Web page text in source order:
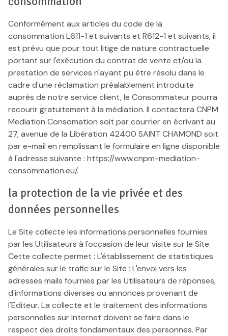
Conformément aux articles du code de la
consommation L611-1 et suivants et R612-1 et suivants, il
est prévu que pour tout litige de nature contractuelle
portant sur l'exécution du contrat de vente et/ou la
prestation de services n'ayant pu être résolu dans le
cadre d'une réclamation préalablement introduite
auprès de notre service client, le Consommateur pourra
recourir gratuitement à la médiation. Il contactera CNPM
Mediation Consomation soit par courrier en écrivant au
27, avenue de la Libération 42400 SAINT CHAMOND soit
par e-mail en remplissant le formulaire en ligne disponible
à l'adresse suivante : https://www.cnpm-mediation-
consommation.eu/.
la protection de la vie privée et des
données personnelles
Le Site collecte les informations personnelles fournies
par les Utilisateurs à l'occasion de leur visite sur le Site.
Cette collecte permet : L'établissement de statistiques
générales sur le trafic sur le Site ; L'envoi vers les
adresses mails fournies par les Utilisateurs de réponses,
d'informations diverses ou annonces provenant de
l'Editeur. La collecte et le traitement des informations
personnelles sur Internet doivent se faire dans le
respect des droits fondamentaux des personnes. Par